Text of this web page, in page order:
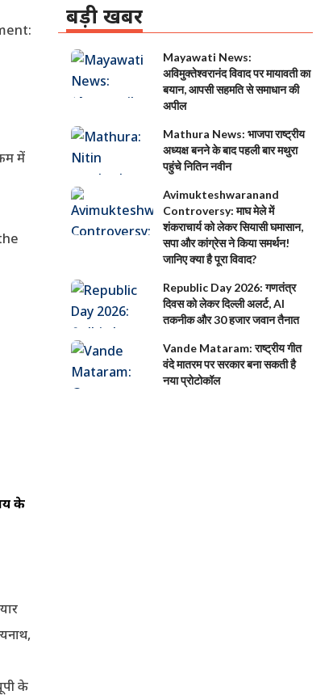
में
के
के
बड़ी खबर
Mayawati News:
अविमुक्तेश्वरानंद विवाद पर मायावती का
बयान, आपसी सहमति से समाधान की
अपील
Mathura News: भाजपा राष्ट्रीय
अध्यक्ष बनने के बाद पहली बार मथुरा
पहुंचे नितिन नवीन
Avimukteshwaranand
Controversy: माघ मेले में
शंकराचार्य को लेकर सियासी घमासान,
सपा और कांग्रेस ने किया समर्थन!
जानिए क्या है पूरा विवाद?
Republic Day 2026: गणतंत्र
दिवस को लेकर दिल्ली अलर्ट, AI
तकनीक और 30 हजार जवान तैनात
Vande Mataram: राष्ट्रीय गीत
वंदे मातरम पर सरकार बना सकती है
नया प्रोटोकॉल